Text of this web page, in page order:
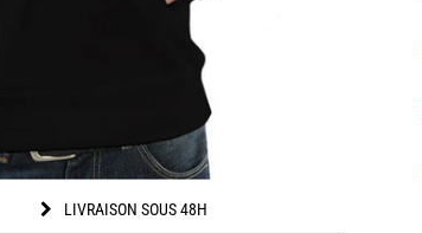
LIVRAISON SOUS 48H